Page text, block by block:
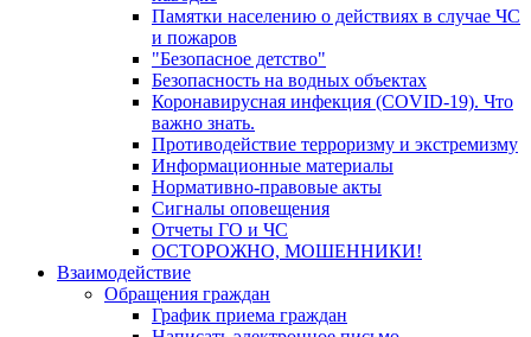
Памятки населению о действиях в случае ЧС
и пожаров
"Безопасное детство"
Безопасность на водных объектах
Коронавирусная инфекция (COVID-19). Что
важно знать.
Противодействие терроризму и экстремизму
Информационные материалы
Нормативно-правовые акты
Сигналы оповещения
Отчеты ГО и ЧС
ОСТОРОЖНО, МОШЕННИКИ!
Взаимодействие
Обращения граждан
График приема граждан